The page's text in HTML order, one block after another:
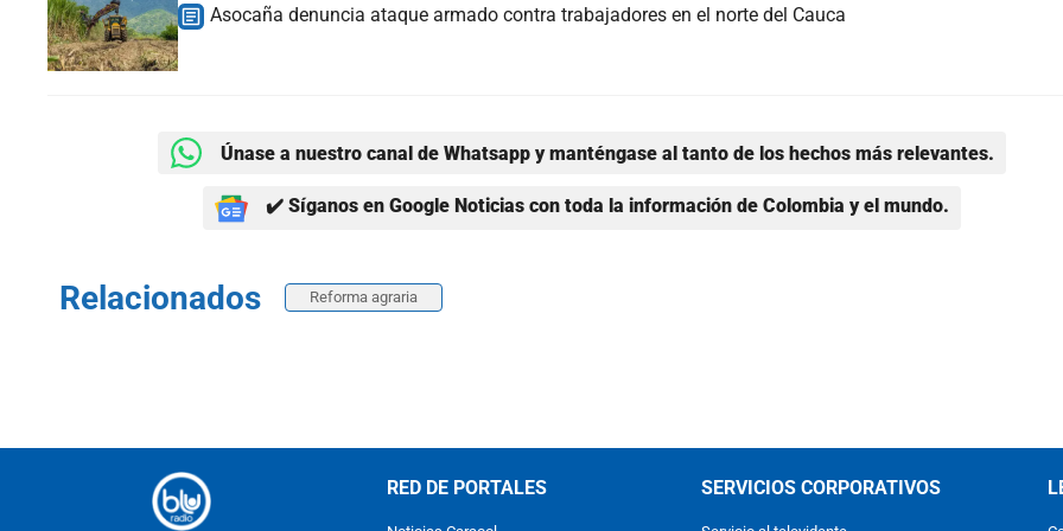
Asocaña denuncia ataque armado contra trabajadores en el norte del Cauca
Únase a nuestro canal de Whatsapp y manténgase al tanto de los hechos más relevantes.
✔️ Síganos en Google Noticias con toda la información de Colombia y el mundo.
Relacionados Reforma agraria
RED DE PORTALES SERVICIOS CORPORATIVOS